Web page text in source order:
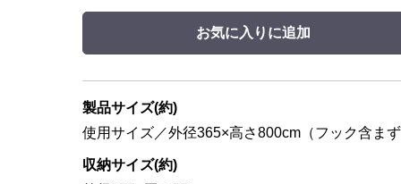
お気に入りに追加
製品サイズ(約)
使用サイズ／外径365×高さ800cm（フック含ま
収納サイズ(約)